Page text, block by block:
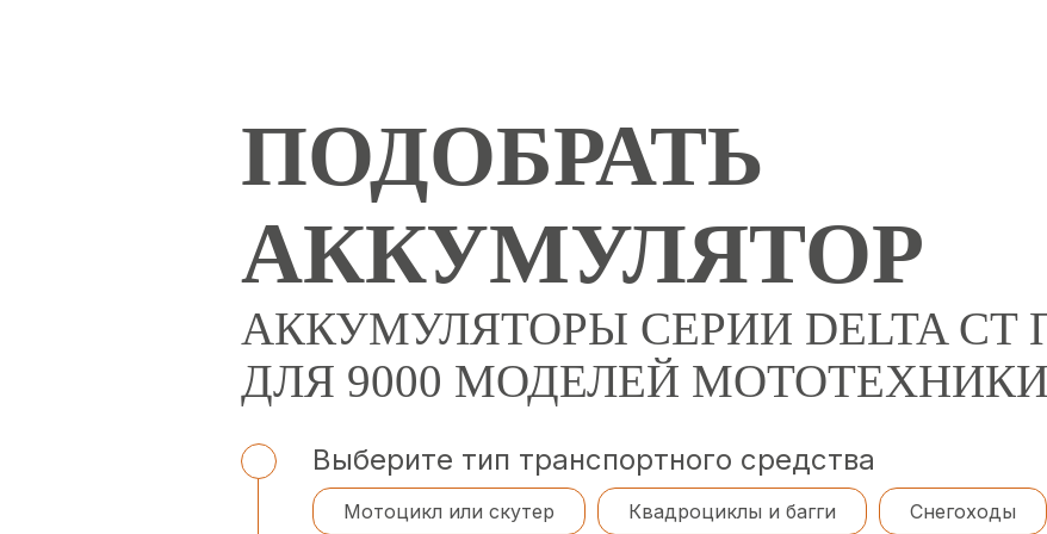
ПОДОБРАТЬ
АККУМУЛЯТОР
АККУМУЛЯТОРЫ СЕРИИ DELTA
ДЛЯ 9000 МОДЕЛЕЙ МОТОТЕХНИКИ
Выберите тип транспортного средства
Мотоцикл или скутер Квадроциклы и багги Снегоходы